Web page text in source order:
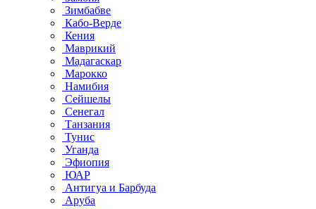
Зимбабве
Кабо-Верде
Кения
Маврикий
Мадагаскар
Марокко
Намибия
Сейшелы
Сенегал
Танзания
Тунис
Уганда
Эфиопия
ЮАР
Антигуа и Барбуда
Аруба